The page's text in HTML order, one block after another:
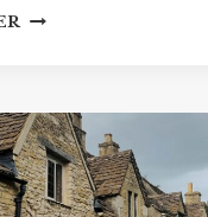
CAMILLA
IN
VOLGORDE